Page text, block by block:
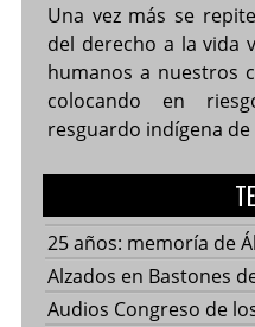
Una vez más se
del derecho a la vida
humanos a nuestros
colocando en
resguardo indígena de
25 años: memoría de
Alzados en Bastones
Audios Congreso de